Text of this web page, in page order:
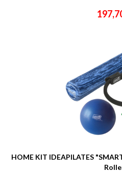
HOME KIT IDEAPILATES